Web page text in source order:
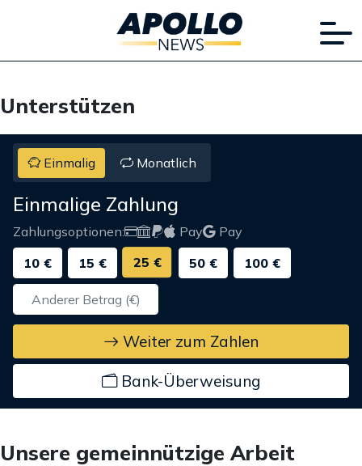
Unterstützen
Einmalig Monatlich
Einmalige Zahlung
Zahlungsoptionen: Pay
Pay
10 €
15 € 25 € 50 € 100 €
Weiter zum Zahlen
Bank-Überweisung
Unsere gemeinnützige Arbeit